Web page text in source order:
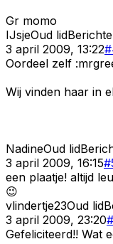
Gr momo
IJsjeOud lid
3 april 2009, 13:22#
Oordeel zelf
Wij vinden haar in
NadineOud lid
3 april 2009, 16:15#
een plaatje! altijd
😉
vlindertje23Oud lid
3 april 2009, 23:20#
Gefeliciteerd!! Wat